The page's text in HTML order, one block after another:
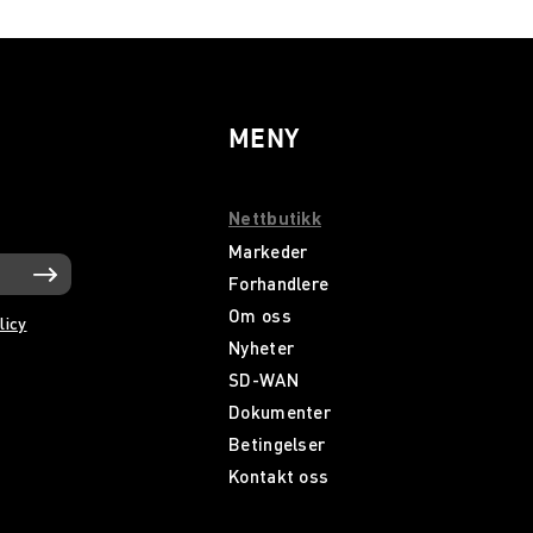
MENY
Nettbutikk
Markeder
Forhandlere
Om oss
Nyheter
SD-WAN
Dokumenter
Betingelser
Kontakt oss